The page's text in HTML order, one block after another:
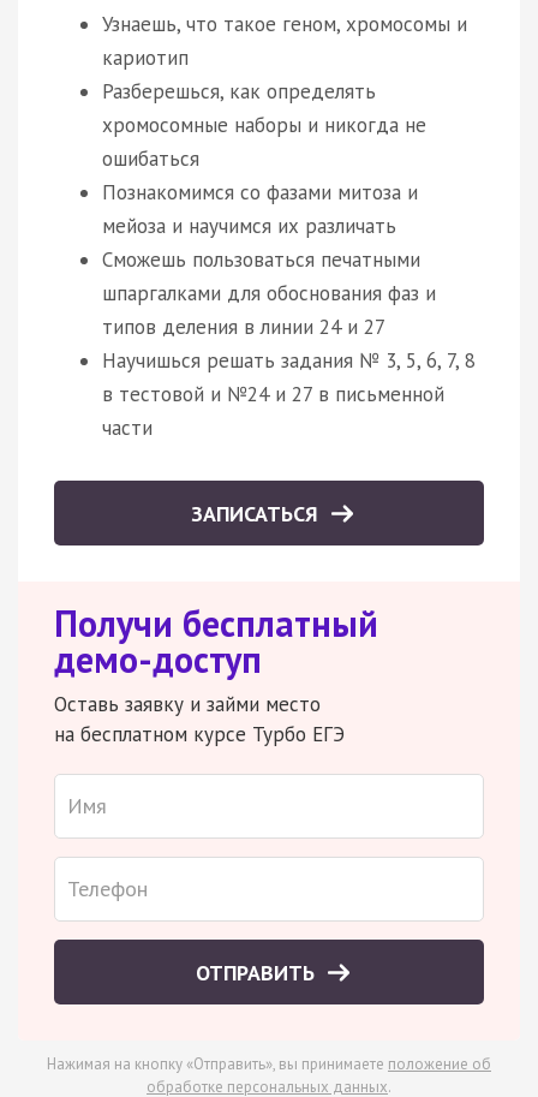
Узнаешь, что такое геном, хромосомы и
кариотип
Разберешься, как определять
хромосомные наборы и никогда не
ошибаться
Познакомимся со фазами митоза и
мейоза и научимся их различать
Сможешь пользоваться печатными
шпаргалками для обоснования фаз и
типов деления в линии 24 и 27
Научишься решать задания № 3, 5, 6, 7, 8
в тестовой и №24 и 27 в письменной
части
ЗАПИСАТЬСЯ
Получи бесплатный
демо-доступ
Оставь заявку и займи место
на бесплатном курсе Турбо ЕГЭ
ОТПРАВИТЬ
Нажимая на кнопку «Отправить», вы принимаете положение об
обработке персональных данных.